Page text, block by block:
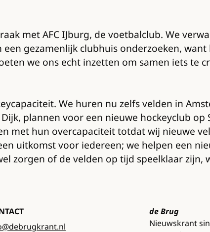
met AFC IJburg, de voetbalclub. We
gezamenlijk clubhuis onderzoeken,
we ons echt inzetten om samen iets te
We huren nu zelfs velden in
plannen voor een nieuwe hockeyclub op
met hun overcapaciteit totdat wij nieuwe
uitkomst voor iedereen; we helpen een
zorgen of de velden op tijd speelklaar zijn,
de Brug
Nieuwskrant